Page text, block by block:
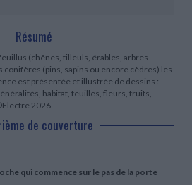
Résumé
(chênes, tilleuls, érables, arbres
(pins, sapins ou encore cèdres) les
est présentée et illustrée de dessins :
habitat, feuilles, fleurs, fruits,
2026
de couverture
qui commence sur le pas de la porte